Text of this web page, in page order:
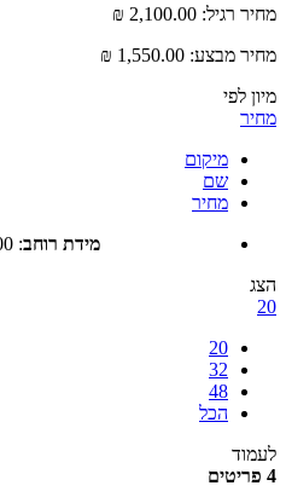
רגיל: 2,100.00 ₪
מבצע: 1,550.00 ₪
מיקום
שם
מחיר
מידת רוחב :200 ס״מ 5 דלתות
הכל